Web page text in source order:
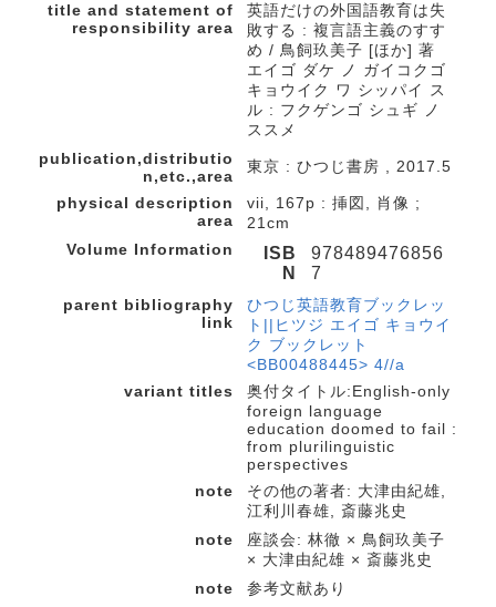
title and statement of
responsibility area
英語だけの外国語教育は失
敗する : 複言語主義のすす
め / 鳥飼玖美子 [ほか] 著
エイゴ ダケ ノ ガイコクゴ
キョウイク ワ シッパイ ス
ル : フクゲンゴ シュギ ノ
ススメ
publication,distributio
n,etc.,area
東京 : ひつじ書房 , 2017.5
physical description
area
vii, 167p : 挿図, 肖像 ;
21cm
Volume Information
ISB
N
978489476856
7
parent bibliography
link
ひつじ英語教育ブックレッ
ト||ヒツジ エイゴ キョウイ
ク ブックレット
<BB00488445> 4//a
variant titles
奥付タイトル:English-only
foreign language
education doomed to fail :
from plurilinguistic
perspectives
note
その他の著者: 大津由紀雄,
江利川春雄, 斎藤兆史
note
座談会: 林徹 × 鳥飼玖美子
× 大津由紀雄 × 斎藤兆史
note
参考文献あり